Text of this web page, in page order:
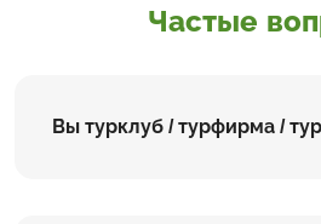
Частые
Вы турклуб / турфирма /